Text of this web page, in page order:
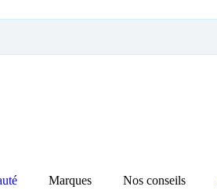
Marques Nos conseils